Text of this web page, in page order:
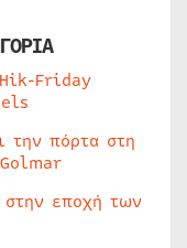
Friday
την πόρτα στη
στην εποχή των